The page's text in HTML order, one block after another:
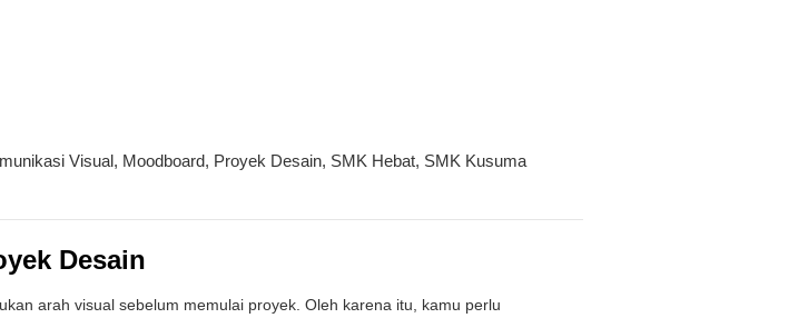
Visual, Moodboard, Proyek Desain, SMK Hebat, SMK Kusuma
Desain
arah visual sebelum memulai proyek. Oleh karena itu, kamu perlu